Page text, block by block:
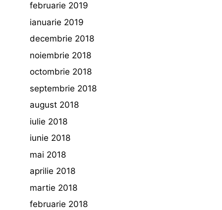
februarie 2019
ianuarie 2019
decembrie 2018
noiembrie 2018
octombrie 2018
septembrie 2018
august 2018
iulie 2018
iunie 2018
mai 2018
aprilie 2018
martie 2018
februarie 2018